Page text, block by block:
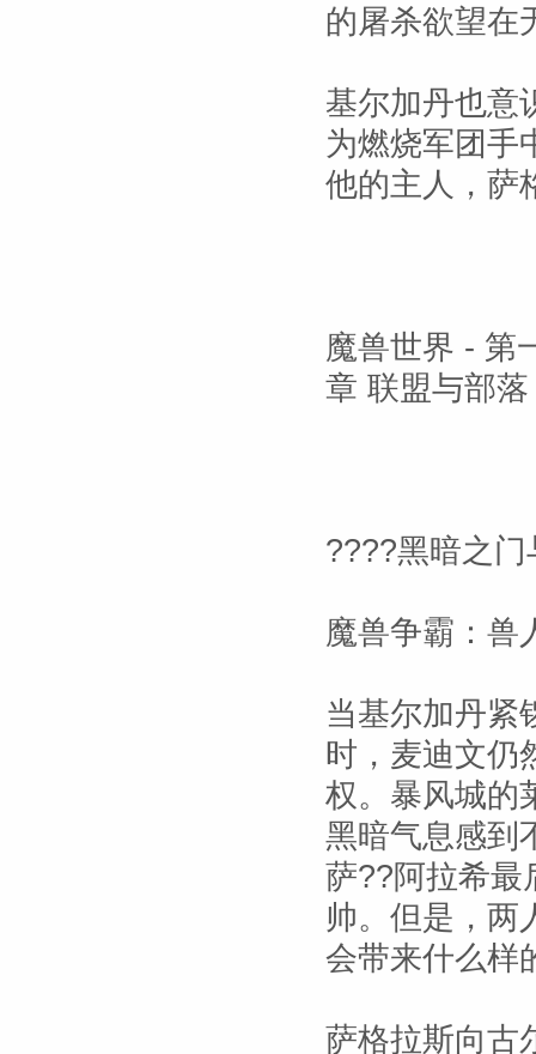
的屠杀欲望在
基尔加丹也意
为燃烧军团手
他的主人，萨
魔兽世界 - 第
章 联盟与部落
????黑暗之
魔兽争霸：兽
当基尔加丹紧
时，麦迪文仍
权。暴风城的
黑暗气息感到
萨??阿拉希最
帅。但是，两
会带来什么样
萨格拉斯向古